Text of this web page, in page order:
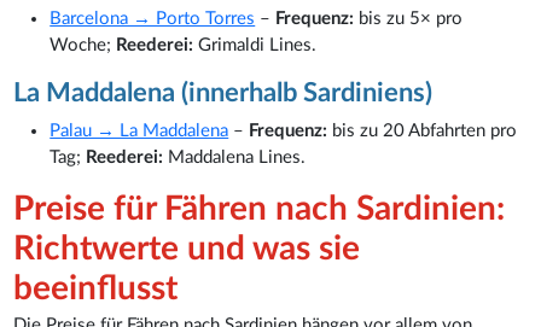
Barcelona → Porto Torres – Frequenz: bis zu 5× pro
Woche; Reederei: Grimaldi Lines.
La Maddalena (innerhalb Sardiniens)
Palau → La Maddalena – Frequenz: bis zu 20 Abfahrten pro
Tag; Reederei: Maddalena Lines.
Preise für Fähren nach Sardinien:
Richtwerte und was sie
beeinflusst